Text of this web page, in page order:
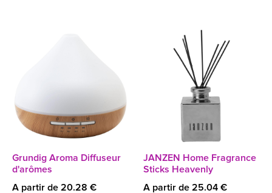
Grundig Aroma Diffuseur
d'arômes
A partir de 20.28 €
JANZEN Home Fragrance
Sticks Heavenly
A partir de 25.04 €